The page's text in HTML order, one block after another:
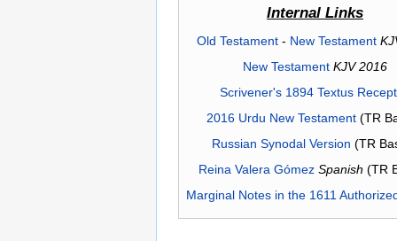
Internal Links
Old Testament- New Testament
New Testament KJV 2016
Scrivener's 1894 Textus
2016 Urdu New Testament(TR
Russian Synodal Version (TR
Reina Valera Gómez Spanish (TR
Marginal Notes in the 1611